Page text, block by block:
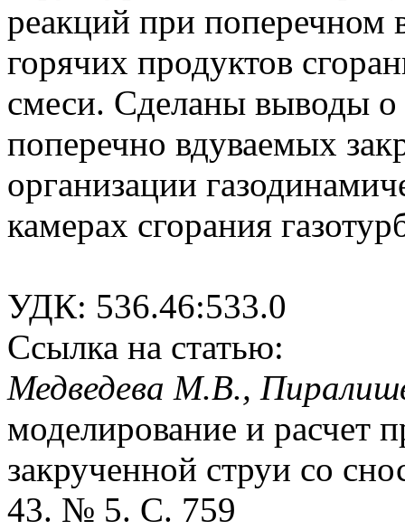
реакций при поперечном
горячих продуктов
смеси. Сделаны выводы о
поперечно вдуваемых
организации
камерах сгорания
УДК: 536.46:533.0
Ссылка на статью:
Медведева М.В.,
моделирование и расчет
закрученной струи со
43. № 5. С. 759